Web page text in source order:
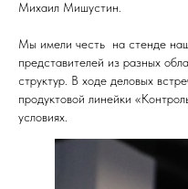
Михаил Мишустин.
Мы имели честь на стенде
представителей из разных
структур. В ходе деловых
продуктовой линейки
условиях.